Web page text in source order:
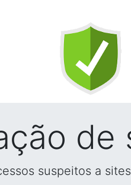
de
suspeitos a